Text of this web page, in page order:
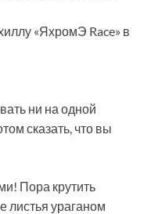
«ЯхромЭ Race» в
ни на одной
сказать, что вы
Пора крутить
листья ураганом